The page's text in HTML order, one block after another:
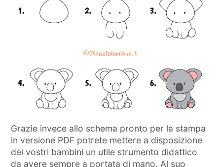
Grazie invece allo schema pronto per la stampa
in versione PDF potrete mettere a disposizione
dei vostri bambini un utile strumento didattico
da avere sempre a portata di mano. Al suo